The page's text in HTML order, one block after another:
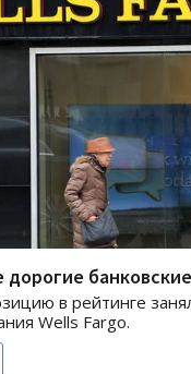
дорогие
в рейтинге
Wells Fargo.